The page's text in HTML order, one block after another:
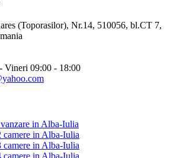
(Toporasilor), Nr.14, 510056, bl.CT 7,
Vineri 09:00 - 18:00
in Alba-Iulia
camere in Alba-Iulia
camere in Alba-Iulia